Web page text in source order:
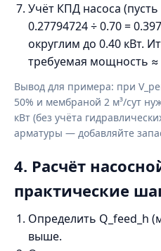
Учёт КПД насоса (пусть
0.27794724 ÷ 0.70 =
округлим до 0.40 кВт.
требуемая мощность ≈
Вывод для примера: при
50% и мембраной 2 м³/сут
кВт (без учёта
арматуры — добавляйте
4. Расчёт
практические
Определить Q_feed_h
выше.